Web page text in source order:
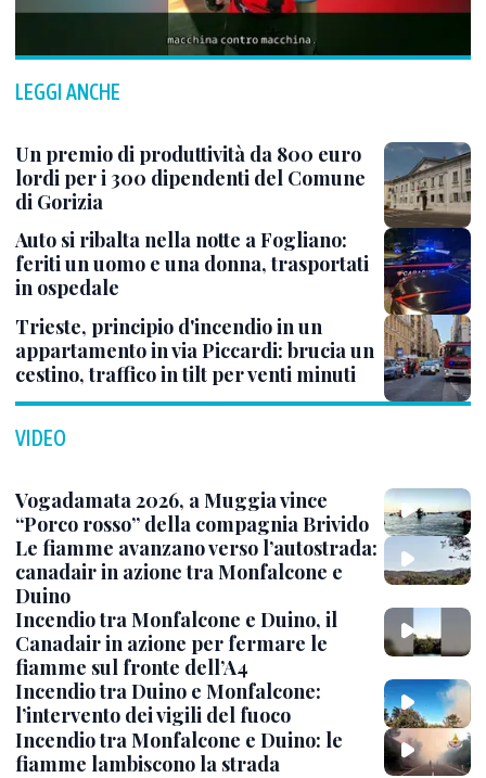
LEGGI ANCHE
Un premio di produttività da 800 euro
lordi per i 300 dipendenti del Comune
di Gorizia
Auto si ribalta nella notte a Fogliano:
feriti un uomo e una donna, trasportati
in ospedale
Trieste, principio d'incendio in un
appartamento in via Piccardi: brucia un
cestino, traffico in tilt per venti minuti
VIDEO
Vogadamata 2026, a Muggia vince
“Porco rosso” della compagnia Brivido
Le fiamme avanzano verso l’autostrada:
canadair in azione tra Monfalcone e
Duino
Incendio tra Monfalcone e Duino, il
Canadair in azione per fermare le
fiamme sul fronte dell’A4
Incendio tra Duino e Monfalcone:
l’intervento dei vigili del fuoco
Incendio tra Monfalcone e Duino: le
fiamme lambiscono la strada